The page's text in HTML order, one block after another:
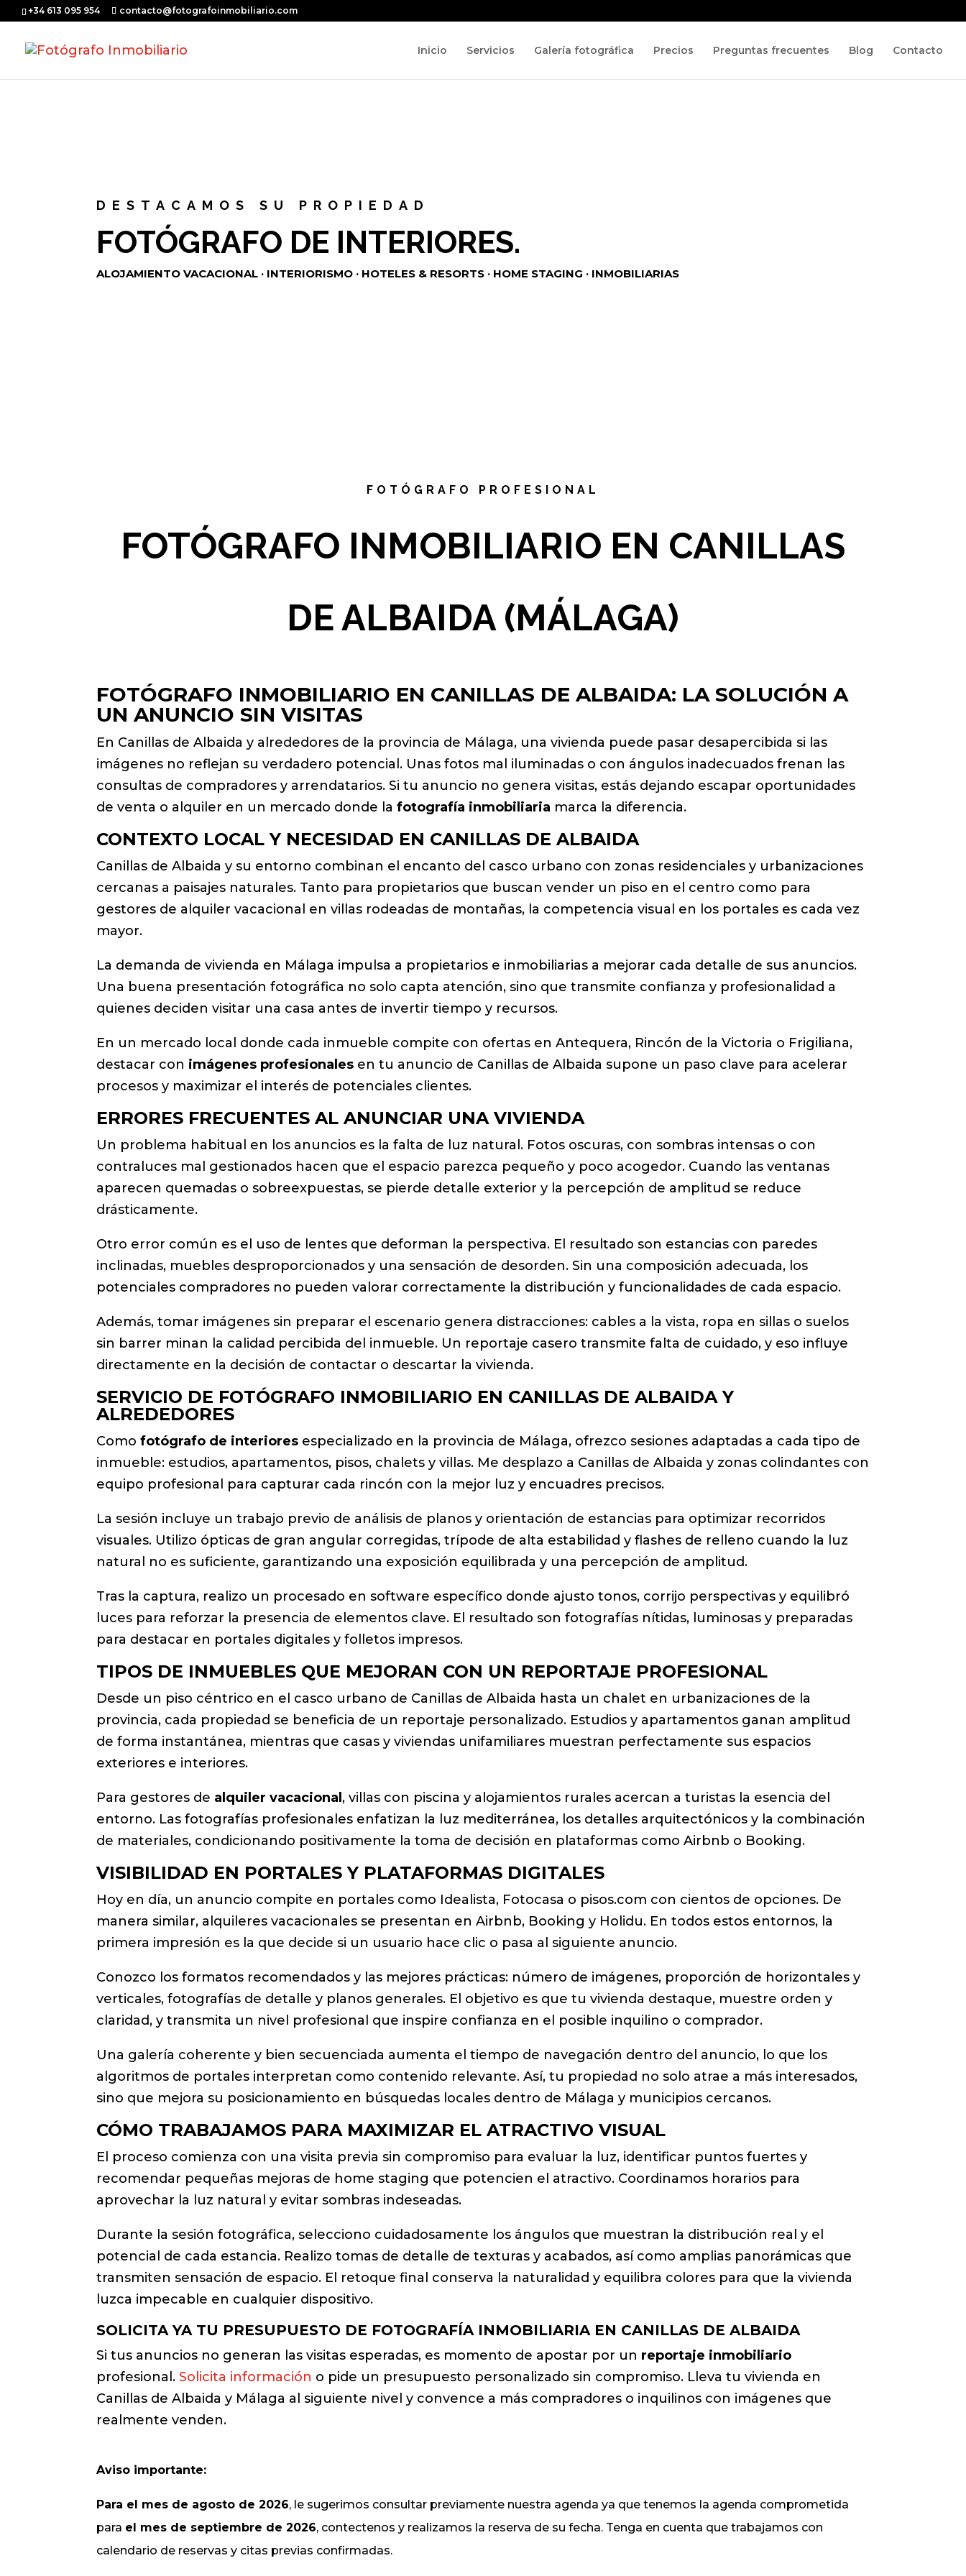
+34 613 095 954 contacto@fotografoinmobiliario.com
Inicio Servicios Galería fotográfica Precios Preguntas frecuentes Blog Contacto
DESTACAMOS SU PROPIEDAD
FOTÓGRAFO DE INTERIORES.
ALOJAMIENTO VACACIONAL · INTERIORISMO · HOTELES & RESORTS · HOME STAGING · INMOBILIARIAS
FOTÓGRAFO PROFESIONAL
FOTÓGRAFO INMOBILIARIO EN CANILLAS
DE ALBAIDA (MÁLAGA)
FOTÓGRAFO INMOBILIARIO EN CANILLAS DE ALBAIDA: LA SOLUCIÓN A
UN ANUNCIO SIN VISITAS
En Canillas de Albaida y alrededores de la provincia de Málaga, una vivienda puede pasar desapercibida si las
imágenes no reflejan su verdadero potencial. Unas fotos mal iluminadas o con ángulos inadecuados frenan las
consultas de compradores y arrendatarios. Si tu anuncio no genera visitas, estás dejando escapar oportunidades
de venta o alquiler en un mercado donde lafotografía inmobiliaria marca la diferencia.
CONTEXTO LOCAL Y NECESIDAD EN CANILLAS DE ALBAIDA
Canillas de Albaida y su entorno combinan el encanto del casco urbano con zonas residenciales y urbanizaciones
cercanas a paisajes naturales. Tanto para propietarios que buscan vender un piso en el centro como para
gestores de alquiler vacacional en villas rodeadas de montañas, la competencia visual en los portales es cada vez
mayor.
La demanda de vivienda en Málaga impulsa a propietarios e inmobiliarias a mejorar cada detalle de sus anuncios.
Una buena presentación fotográfica no solo capta atención, sino que transmite confianza y profesionalidad a
quienes deciden visitar una casa antes de invertir tiempo y recursos.
En un mercado local donde cada inmueble compite con ofertas en Antequera, Rincón de la Victoria o Frigiliana,
destacar con imágenes profesionales en tu anuncio de Canillas de Albaida supone un paso clave para acelerar
procesos y maximizar el interés de potenciales clientes.
ERRORES FRECUENTES AL ANUNCIAR UNA VIVIENDA
Un problema habitual en los anuncios es la falta de luz natural. Fotos oscuras, con sombras intensas o con
contraluces mal gestionados hacen que el espacio parezca pequeño y poco acogedor. Cuando las ventanas
aparecen quemadas o sobreexpuestas, se pierde detalle exterior y la percepción de amplitud se reduce
drásticamente.
Otro error común es el uso de lentes que deforman la perspectiva. El resultado son estancias con paredes
inclinadas, muebles desproporcionados y una sensación de desorden. Sin una composición adecuada, los
potenciales compradores no pueden valorar correctamente la distribución y funcionalidades de cada espacio.
Además, tomar imágenes sin preparar el escenario genera distracciones: cables a la vista, ropa en sillas o suelos
sin barrer minan la calidad percibida del inmueble. Un reportaje casero transmite falta de cuidado, y eso influye
directamente en la decisión de contactar o descartar la vivienda.
SERVICIO DE FOTÓGRAFO INMOBILIARIO EN CANILLAS DE ALBAIDA Y
ALREDEDORES
Comofotógrafo de interiores especializado en la provincia de Málaga, ofrezco sesiones adaptadas a cada tipo de
inmueble: estudios, apartamentos, pisos, chalets y villas. Me desplazo a Canillas de Albaida y zonas colindantes con
equipo profesional para capturar cada rincón con la mejor luz y encuadres precisos.
La sesión incluye un trabajo previo de análisis de planos y orientación de estancias para optimizar recorridos
visuales. Utilizo ópticas de gran angular corregidas, trípode de alta estabilidad y flashes de relleno cuando la luz
natural no es suficiente, garantizando una exposición equilibrada y una percepción de amplitud.
Tras la captura, realizo un procesado en software específico donde ajusto tonos, corrijo perspectivas y equilibró
luces para reforzar la presencia de elementos clave. El resultado son fotografías nítidas, luminosas y preparadas
para destacar en portales digitales y folletos impresos.
TIPOS DE INMUEBLES QUE MEJORAN CON UN REPORTAJE PROFESIONAL
Desde un piso céntrico en el casco urbano de Canillas de Albaida hasta un chalet en urbanizaciones de la
provincia, cada propiedad se beneficia de un reportaje personalizado. Estudios y apartamentos ganan amplitud
de forma instantánea, mientras que casas y viviendas unifamiliares muestran perfectamente sus espacios
exteriores e interiores.
Para gestores de alquiler vacacional, villas con piscina y alojamientos rurales acercan a turistas la esencia del
entorno. Las fotografías profesionales enfatizan la luz mediterránea, los detalles arquitectónicos y la combinación
de materiales, condicionando positivamente la toma de decisión en plataformas como Airbnb o Booking.
VISIBILIDAD EN PORTALES Y PLATAFORMAS DIGITALES
Hoy en día, un anuncio compite en portales como Idealista, Fotocasa o pisos.com con cientos de opciones. De
manera similar, alquileres vacacionales se presentan en Airbnb, Booking y Holidu. En todos estos entornos, la
primera impresión es la que decide si un usuario hace clic o pasa al siguiente anuncio.
Conozco los formatos recomendados y las mejores prácticas: número de imágenes, proporción de horizontales y
verticales, fotografías de detalle y planos generales. El objetivo es que tu vivienda destaque, muestre orden y
claridad, y transmita un nivel profesional que inspire confianza en el posible inquilino o comprador.
Una galería coherente y bien secuenciada aumenta el tiempo de navegación dentro del anuncio, lo que los
algoritmos de portales interpretan como contenido relevante. Así, tu propiedad no solo atrae a más interesados,
sino que mejora su posicionamiento en búsquedas locales dentro de Málaga y municipios cercanos.
CÓMO TRABAJAMOS PARA MAXIMIZAR EL ATRACTIVO VISUAL
El proceso comienza con una visita previa sin compromiso para evaluar la luz, identificar puntos fuertes y
recomendar pequeñas mejoras de home staging que potencien el atractivo. Coordinamos horarios para
aprovechar la luz natural y evitar sombras indeseadas.
Durante la sesión fotográfica, selecciono cuidadosamente los ángulos que muestran la distribución real y el
potencial de cada estancia. Realizo tomas de detalle de texturas y acabados, así como amplias panorámicas que
transmiten sensación de espacio. El retoque final conserva la naturalidad y equilibra colores para que la vivienda
luzca impecable en cualquier dispositivo.
SOLICITA YA TU PRESUPUESTO DE FOTOGRAFÍA INMOBILIARIA EN CANILLAS DE ALBAIDA
Si tus anuncios no generan las visitas esperadas, es momento de apostar por un reportaje inmobiliario
profesional.Solicita información o pide un presupuesto personalizado sin compromiso. Lleva tu vivienda en
Canillas de Albaida y Málaga al siguiente nivel y convence a más compradores o inquilinos con imágenes que
realmente venden.
Aviso importante:
Para el mes de agosto de 2026, le sugerimos consultar previamente nuestra agenda ya que tenemos la agenda comprometida
para el mes de septiembre de 2026, contectenos y realizamos la reserva de su fecha. Tenga en cuenta que trabajamos con
calendario de reservas y citas previas confirmadas.